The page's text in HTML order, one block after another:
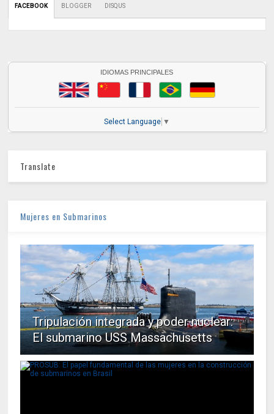
FACEBOOK BLOGGER DISQUS
IDIOMAS PRINCIPALES
Select Language ▼
Translate
Mujeres en Submarinos
Tripulación integrada y poder nuclear:
El submarino USS Massachusetts